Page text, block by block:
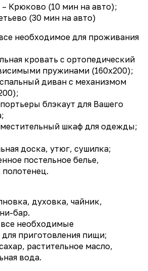
Крюково (10 мин на авто);
(30 мин на авто)
необходимое для проживания
кровать с ортопедический
пружинами (160х200);
диван с механизмом
блэкаут для Вашего
шкаф для одежды;
доска, утюг, сушилка;
постельное белье,
духовка, чайник,
бар.
необходимые
приготовления пищи;
растительное масло,
вода.